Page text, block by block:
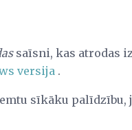
saīsni, kas atrodas
versija .
sīkāku palīdzību,